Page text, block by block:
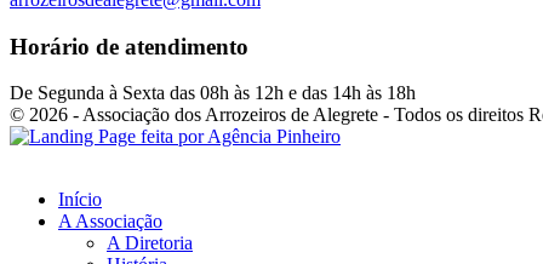
Horário de atendimento
De Segunda à Sexta das 08h às 12h e das 14h às 18h
© 2026 - Associação dos Arrozeiros de Alegrete - Todos os direitos
Início
A Associação
A Diretoria